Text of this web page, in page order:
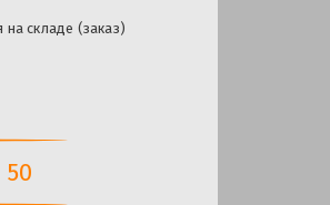
на складе (заказ)